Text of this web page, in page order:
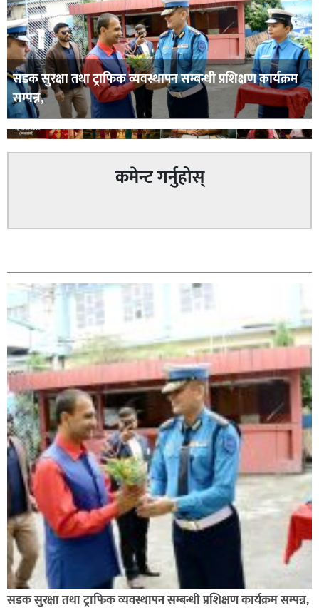
सडक सुरक्षा तथा ट्राफिक व्यवस्थापन सम्बन्धी प्रशिक्षण कार्यक्रम
सम्पन्न,
कपिलवस्तु नगरपालिकाका पूर्वमेयर किरण सिंह गोरुसिङ्गे
जंगलमा मृत अवस्थामा फेला,
ग्यासमा कालोबजारी गरेको जनगुनासो गरेपछि जिल्लाका
कमेन्ट गर्नुहोस्
सडक सुरक्षा तथा ट्राफिक व्यवस्थापन सम्बन्धी प्रशिक्षण कार्यक्रम सम्पन्न,